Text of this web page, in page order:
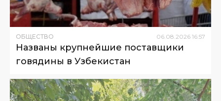
ОБЩЕСТВО 06.08.2026 16:57
Названы крупнейшие поставщики
говядины в Узбекистан